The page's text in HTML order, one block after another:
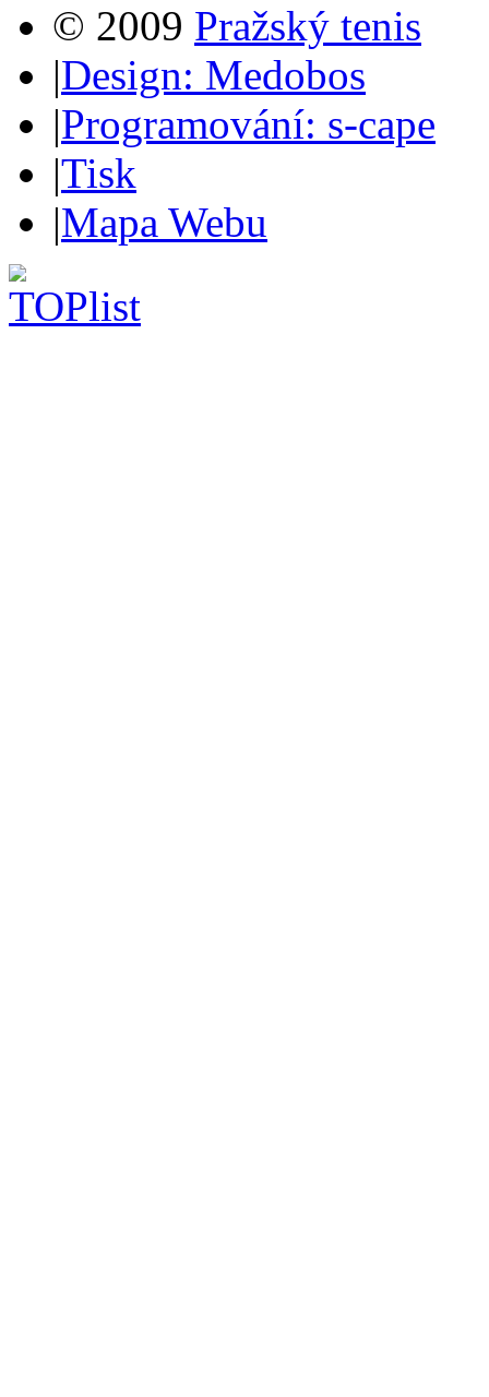
© 2009 Pražský tenis
|Design: Medobos
|Programování: s-cape
|Tisk
|Mapa Webu